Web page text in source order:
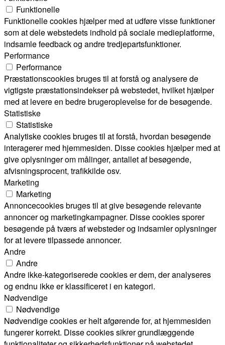
Funktionelle
Funktionelle cookies hjælper med at udføre visse funktioner
som at dele webstedets indhold på sociale medieplatforme,
indsamle feedback og andre tredjepartsfunktioner.
Performance
Performance
Præstationscookies bruges til at forstå og analysere de
vigtigste præstationsindekser på webstedet, hvilket hjælper
med at levere en bedre brugeroplevelse for de besøgende.
Statistiske
Statistiske
Analytiske cookies bruges til at forstå, hvordan besøgende
interagerer med hjemmesiden. Disse cookies hjælper med at
give oplysninger om målinger, antallet af besøgende,
afvisningsprocent, trafikkilde osv.
Marketing
Marketing
Annoncecookies bruges til at give besøgende relevante
annoncer og marketingkampagner. Disse cookies sporer
besøgende på tværs af websteder og indsamler oplysninger
for at levere tilpassede annoncer.
Andre
Andre
Andre ikke-kategoriserede cookies er dem, der analyseres
og endnu ikke er klassificeret i en kategori.
Nødvendige
Nødvendige
Nødvendige cookies er helt afgørende for, at hjemmesiden
fungerer korrekt. Disse cookies sikrer grundlæggende